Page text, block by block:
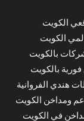
الكويت
الكويت
بالكويت
بالكويت
هندي الفروانية
ومداخن الكويت
في الكويت